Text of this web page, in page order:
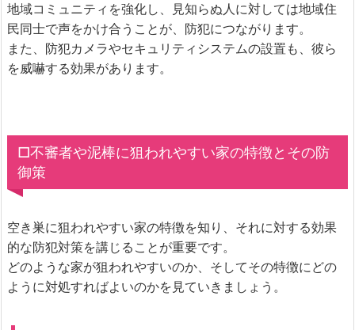
地域コミュニティを強化し、見知らぬ人に対しては地域住
民同士で声をかけ合うことが、防犯につながります。
また、防犯カメラやセキュリティシステムの設置も、彼ら
を威嚇する効果があります。
□不審者や泥棒に狙われやすい家の特徴とその防
御策
空き巣に狙われやすい家の特徴を知り、それに対する効果
的な防犯対策を講じることが重要です。
どのような家が狙われやすいのか、そしてその特徴にどの
ように対処すればよいのかを見ていきましょう。